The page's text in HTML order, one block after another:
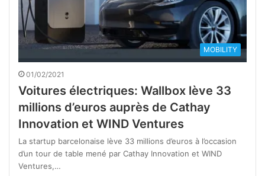
MOBILITY
01/02/2021
Voitures électriques: Wallbox lève 33
millions d’euros auprès de Cathay
Innovation et WIND Ventures
La startup barcelonaise lève 33 millions d’euros à l’occasion
d’un tour de table mené par Cathay Innovation et WIND
Ventures,…